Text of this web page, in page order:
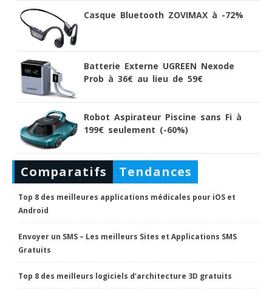
Casque Bluetooth ZOVIMAX à -72%
Batterie Externe UGREEN Nexode
Prob à 36€ au lieu de 59€
Robot Aspirateur Piscine sans Fi à
199€ seulement (-60%)
Comparatifs Tendances
Top 8 des meilleures applications médicales pour iOS et
Android
Envoyer un SMS – Les meilleurs Sites et Applications SMS
Gratuits
Top 8 des meilleurs logiciels d’architecture 3D gratuits